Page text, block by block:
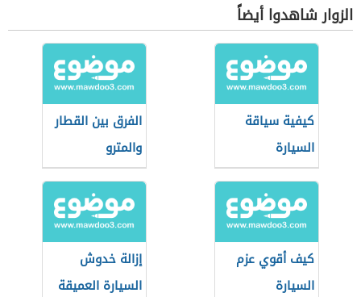
الزوار شاهدوا أيضاً
كيفية سياقة
السيارة
الفرق بين القطار
والمترو
كيف أقوي عزم
السيارة
إزالة خدوش
السيارة العميقة